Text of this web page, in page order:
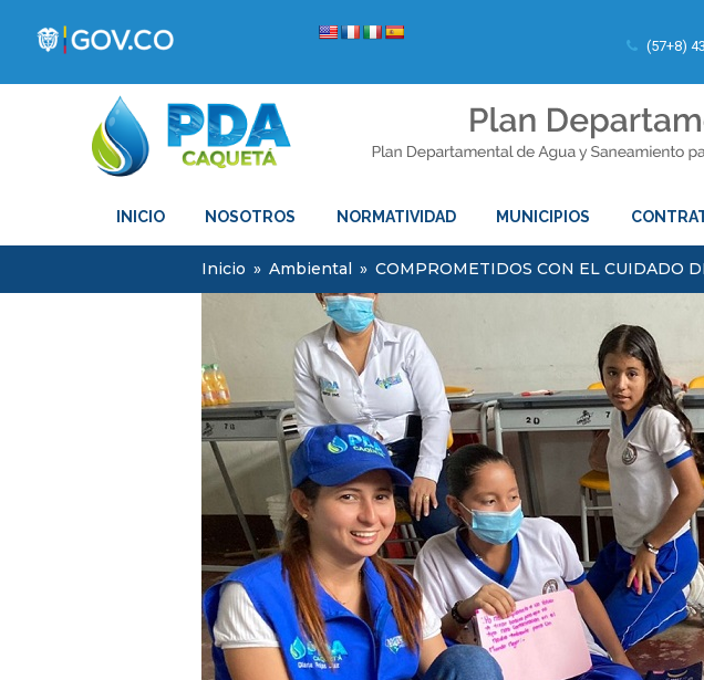
(57+8)
INICIO NOSOTROS NORMATIVIDAD MUNICIPIOS
Inicio » Ambiental » COMPROMETIDOS CON EL CUIDADO